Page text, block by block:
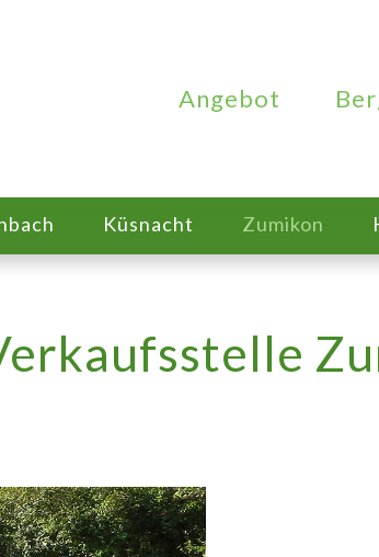
Angebot
Küsnacht Zumikon